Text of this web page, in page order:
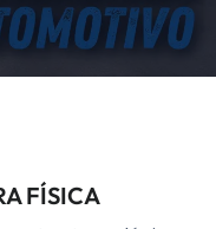
FÍSICA